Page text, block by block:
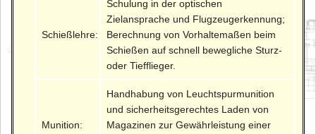
Schießlehre:
Schulung in der optischen
Zielansprache und Flugzeugerkennung;
Berechnung von Vorhaltemaßen beim
Schießen auf schnell bewegliche Sturz-
oder Tiefflieger.
Munition:
Handhabung von Leuchtspurmunition
und sicherheitsgerechtes Laden von
Magazinen zur Gewährleistung einer